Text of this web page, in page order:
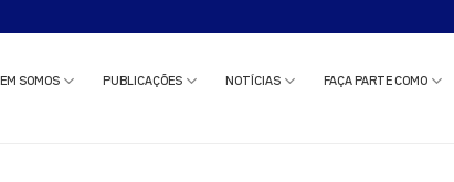
SOMOS PUBLICAÇÕES NOTÍCIAS FAÇA PARTE COMO
estudo clínico ou solicitar uma reunião com nossa equipe?Clique